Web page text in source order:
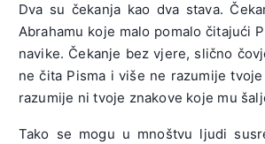
Dva su čekanja kao dva stava.
Abrahamu koje malo pomalo čitajući
navike. Čekanje bez vjere, slično
ne čita Pisma i više ne razumije
razumije ni tvoje znakove koje mu
Tako se mogu u mnoštvu ljudi